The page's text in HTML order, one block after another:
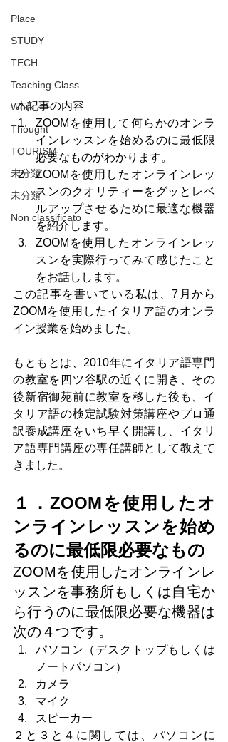
Place
STUDY
TECH.
Teaching Class
Work
Thought
TOURISM
未分類
未分類
Non classificato
本記事の内容
ZOOMを使用して何らかのオンラ
インレッスンを始めるのに最低限
必要なものがわかります。
ZOOMを使用したオンラインレッ
スンのクオリティーをグッとレベ
ルアップさせるために最適な機器
を紹介します。
ZOOMを使用したオンラインレッ
スンを実際行ってみて感じたこと
をお話しします。
この記事を書いている私は、7月から
ZOOMを使用したイタリア語のオンラ
イン授業を始めました。
もともとは、2010年にイタリア語専門
の教室を四ツ谷駅の近くに開き、その
後新宿御苑前に教室を移した後も、イ
タリア語の検定試験対策講座やプロ通
訳養成講座をいち早く開講し、イタリ
ア語専門講座の専任講師として教えて
きました。
１．ZOOMを使用したオ
ンラインレッスンを始め
るのに最低限必要なもの
ZOOMを使用したオンラインレ
ッスンを事務所もしくは自宅か
ら行うのに最低限必要な機器は
次の４つです。
パソコン（デスクトップもしくは
ノートパソコン）
カメラ
マイク
スピーカー
２と３と４に関しては、パソコンに